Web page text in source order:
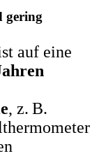
gering
auf eine
, z. B.